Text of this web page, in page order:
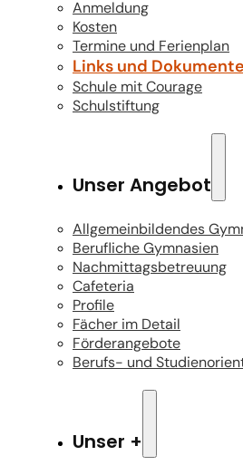
Anmeldung
Kosten
Termine und Ferienplan
Links und Dokumente
Schule mit Courage
Schulstiftung
Unser Angebot
Allgemeinbildendes
Berufliche Gymnasien
Nachmittagsbetreuung
Cafeteria
Profile
Fächer im Detail
Förderangebote
Berufs- und
Unser +